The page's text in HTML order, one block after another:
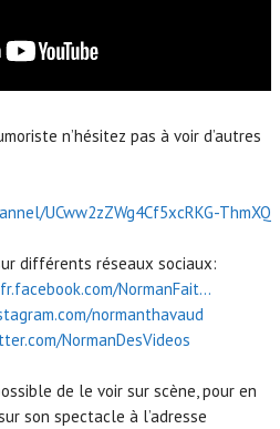
n’hésitez pas à voir d’autres
UCww2zZWg4Cf5xcRKG-ThmXQ
différents réseaux sociaux:
NormanFait…
normanthavaud
NormanDesVideos
de le voir sur scène, pour en
son spectacle à l’adresse